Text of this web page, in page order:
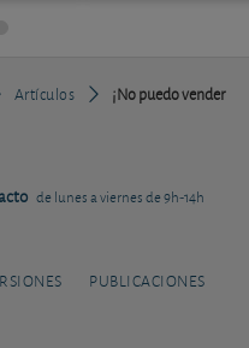
Artículos
¡No puedo vender
de lunes a viernes de 9h-14h
PUBLICACIONES